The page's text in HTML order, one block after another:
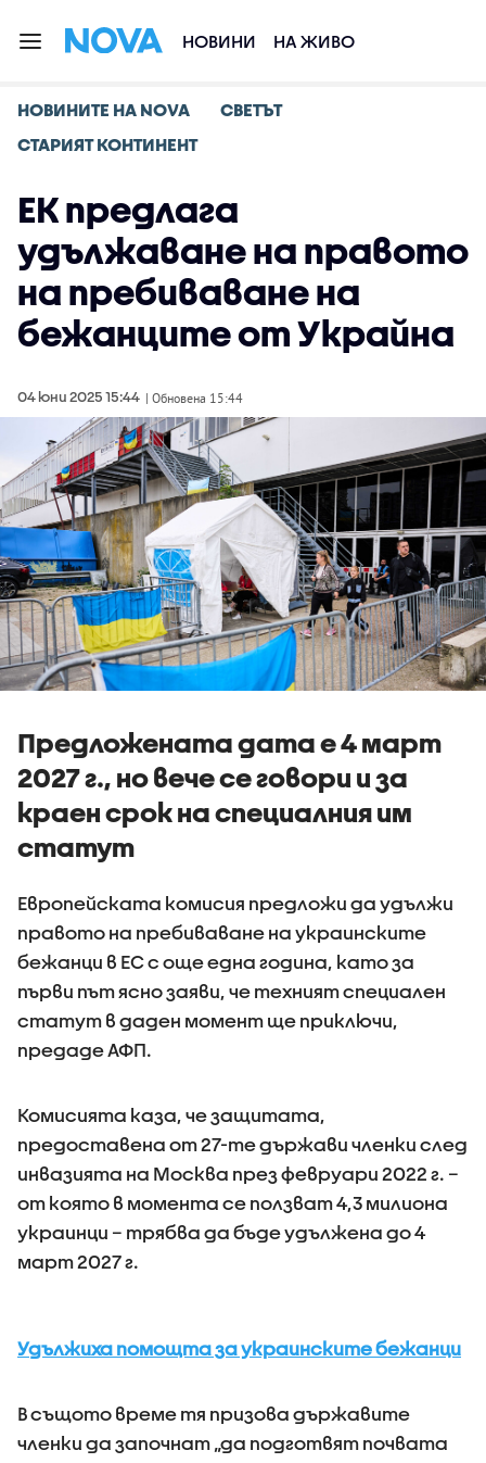
НОВИНИ НА ЖИВО
НОВИНИТЕ НА NOVA
СВЕТЪТ
СТАРИЯТ КОНТИНЕНТ
ЕК предлага
удължаване на правото
на пребиваване на
бежанците от Украйна
04 юни 2025 15:44 | Обновена 15:44
Предложената дата е 4 март
2027 г., но вече се говори и за
краен срок на специалния им
статут
Европейската комисия предложи да удължи
правото на пребиваване на украинските
бежанци в ЕС с още една година, като за
първи път ясно заяви, че техният специален
статут в даден момент ще приключи,
предаде АФП.
Комисията каза, че защитата,
предоставена от 27-те държави членки след
инвазията на Москва през февруари 2022 г. –
от която в момента се ползват 4,3 милиона
украинци – трябва да бъде удължена до 4
март 2027 г.
Удължиха помощта за украинските бежанци
В същото време тя призова държавите
членки да започнат „да подготвят почвата